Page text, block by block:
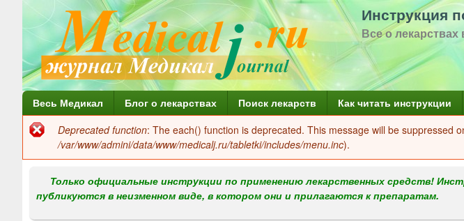
Перейти
к
содержанию
Инструкция
Все о
Г
л
н
Весь Медикал Блог о лекарствах Поиск лекарств Как читать инструкции
Сообщение
об
ошибке
Deprecated function: The each() function is deprecated. This message will be suppressed
/var/www/admini/data/www/medicalj.ru/tabletki/includes/menu.inc).
Только официальные инструкции по применению лекарственных средств!
публикуются в неизменном виде, в котором они и прилагаются к препаратам.